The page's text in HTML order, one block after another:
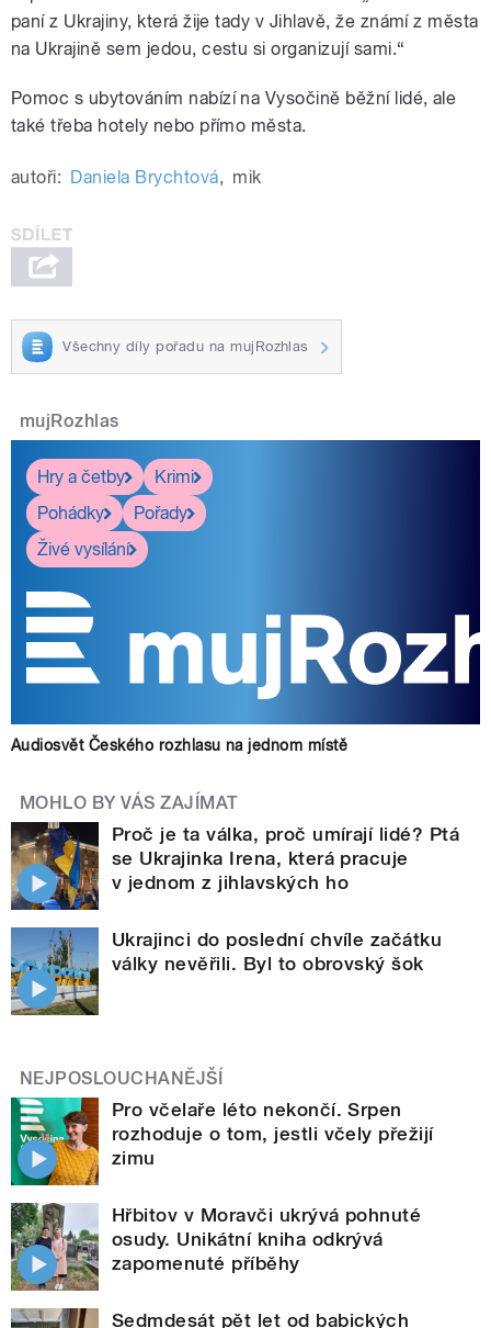
paní z Ukrajiny, která žije tady v Jihlavě, že známí z města
na Ukrajině sem jedou, cestu si organizují sami.“
Pomoc s ubytováním nabízí na Vysočině běžní lidé, ale
také třeba hotely nebo přímo města.
autoři: Daniela Brychtová, mik
Všechny díly pořadu na mujRozhlas
mujRozhlas
Hry a četby
Krimi
Pohádky
Pořady
Živé vysílání
Audiosvět Českého rozhlasu na jednom místě
MOHLO BY VÁS ZAJÍMAT
Proč je ta válka, proč umírají lidé? Ptá
se Ukrajinka Irena, která pracuje
v jednom z jihlavských ho
Ukrajinci do poslední chvíle začátku
války nevěřili. Byl to obrovský šok
NEJPOSLOUCHANĚJŠÍ
Pro včelaře léto nekončí. Srpen
rozhoduje o tom, jestli včely přežijí
zimu
Hřbitov v Moravči ukrývá pohnuté
osudy. Unikátní kniha odkrývá
zapomenuté příběhy
Sedmdesát pět let od babických